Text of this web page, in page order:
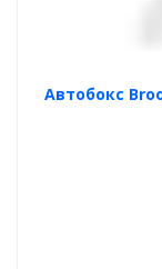
Автобокс